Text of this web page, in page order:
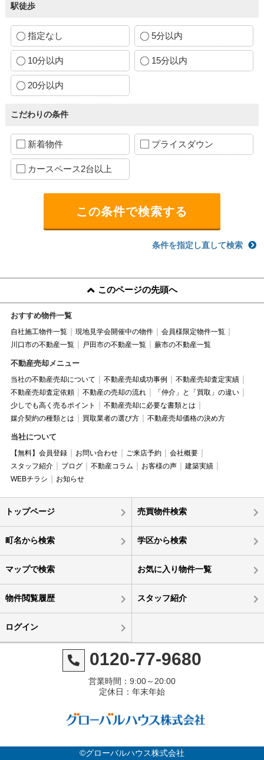
駅徒歩
指定なし 5分以内
10分以内 15分以内
20分以内
こだわりの条件
新着物件 プライスダウン
カースペース2台以上
条件を指定し直して検索
このページの先頭へ
おすすめ物件一覧
自社施工物件一覧 現地見学会開催中の物件
会員様限定物件一覧
川口市の不動産一覧
戸田市の不動産一覧 蕨市の不動産一覧
不動産売却メニュー
当社の不動産売却について 不動産売却成功事例
不動産売却査定実績
不動産売却査定依頼
不動産の売却の流れ
「仲介」と「買取」の違い
少しでも高く売るポイント
不動産売却に必要な書類とは
媒介契約の種類とは
買取業者の選び方 不動産売却価格の決め方
当社について
【無料】会員登録 お問い合わせ ご来店予約
会社概要
スタッフ紹介
ブログ 不動産コラム お客様の声
建築実績
WEBチラシ
お知らせ
トップページ 売買物件検索
町名から検索 学区から検索
マップで検索 お気に入り物件一覧
物件閲覧履歴 スタッフ紹介
ログイン
0120-77-9680
営業時間：9:00～20:00
定休日：年末年始
©グローバルハウス株式会社